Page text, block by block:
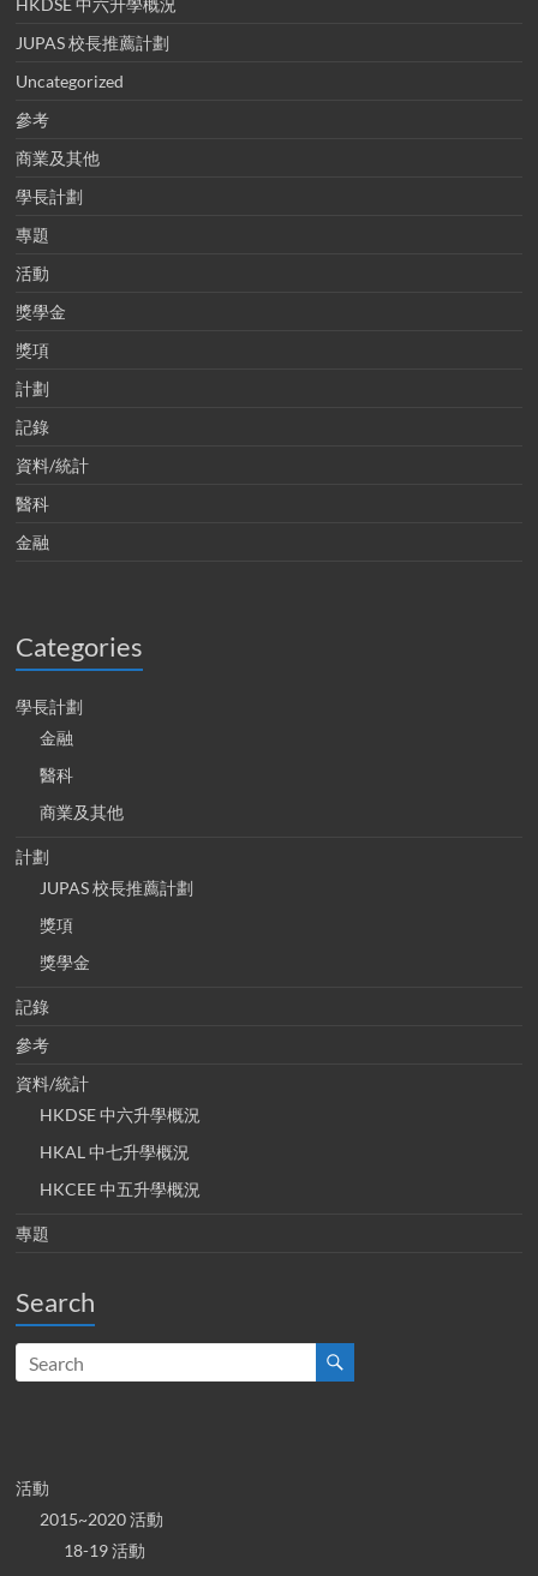
HKDSE 中六升學概況
JUPAS 校長推薦計劃
Uncategorized
參考
商業及其他
學長計劃
專題
活動
獎學金
獎項
計劃
記錄
資料/統計
醫科
金融
Categories
學長計劃
金融
醫科
商業及其他
計劃
JUPAS 校長推薦計劃
獎項
獎學金
記錄
參考
資料/統計
HKDSE 中六升學概況
HKAL 中七升學概況
HKCEE 中五升學概況
專題
Search
活動
2015~2020 活動
18-19 活動